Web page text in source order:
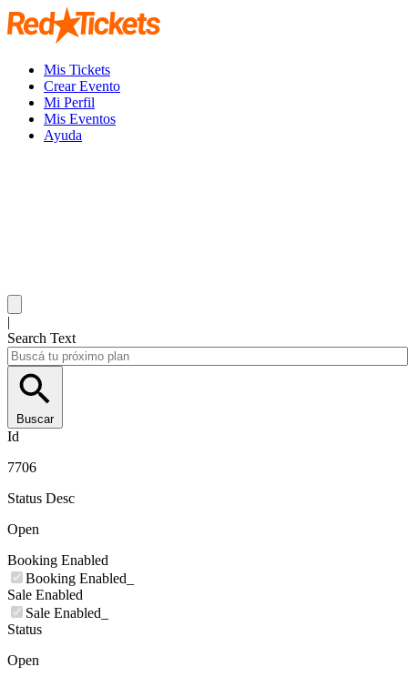
Mis Tickets
Crear Evento
Mi Perfil
Mis Eventos
Ayuda
|
Search Text
Buscar
Id
7706
Status Desc
Open
Booking Enabled
Booking Enabled_
Sale Enabled
Sale Enabled_
Status
Open